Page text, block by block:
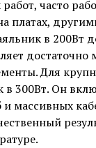
часто
платах,
в 200Вт
Для
в 300Вт. Он
массивных